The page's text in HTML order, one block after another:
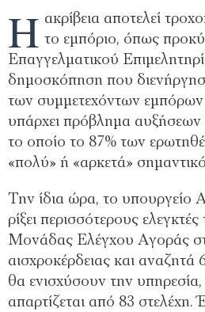
Η ακρίβεια αποτελεί
το εμπόριο, όπως
Επαγγελματικού
δημοσκόπηση που
των συμμετεχόντων εμπόρων
υπάρχει πρόβλημα αυξήσεων
το οποίο το 87% των
«πολύ» ή «αρκετά»
Την ίδια ώρα, το υπουργείο
ρίξει περισσότερους
Μονάδας Ελέγχου Αγοράς
αισχροκέρδειας και
θα ενισχύσουν την
απαρτίζεται από 83 στελέχη.